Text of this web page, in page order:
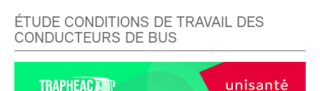
ÉTUDE CONDITIONS DE TRAVAIL DES
CONDUCTEURS DE BUS